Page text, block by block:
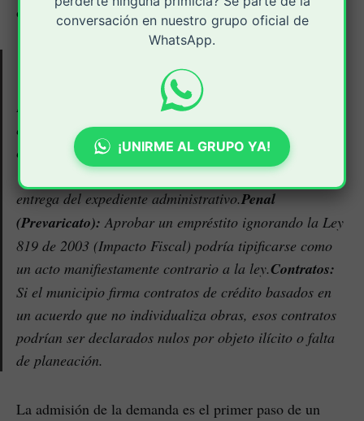
orgánica de presupuesto.
Desde la óptica del derecho administrativo y penal
colombiano, este caso presenta tres vulnerabilidades
críticas:
Disciplinaria:El juzgado ya calificó como
"falta gravísima" la posible desobediencia en la
entrega del expediente administrativo.Penal
(Prevaricato): Aprobar un empréstito ignorando la Ley
819 de 2003 (Impacto Fiscal) podría tipificarse como
un acto manifiestamente contrario a la ley.Contratos:
Si el municipio firma contratos de crédito basados en
un acuerdo que no individualiza obras, esos contratos
podrían ser declarados nulos por objeto ilícito o falta
de planeación.
La admisión de la demanda es el primer paso de un
conversación en nuestro grupo oficial de
WhatsApp.
¡UNIRME AL GRUPO YA!